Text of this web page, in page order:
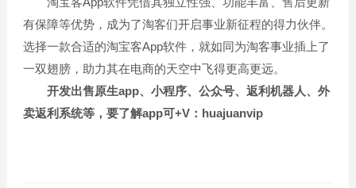
有保障等优势，成为了淘客们开启事业新征程的得力伙伴。
选择一款合适的淘宝客App软件，就如同为淘客事业插上了
一双翅膀，助力其在电商的天空中飞得更高更远。
开发出售原生app、小程序、公众号、返利机器人、外
卖返利系统等，要了解app可+V：huajuanvip